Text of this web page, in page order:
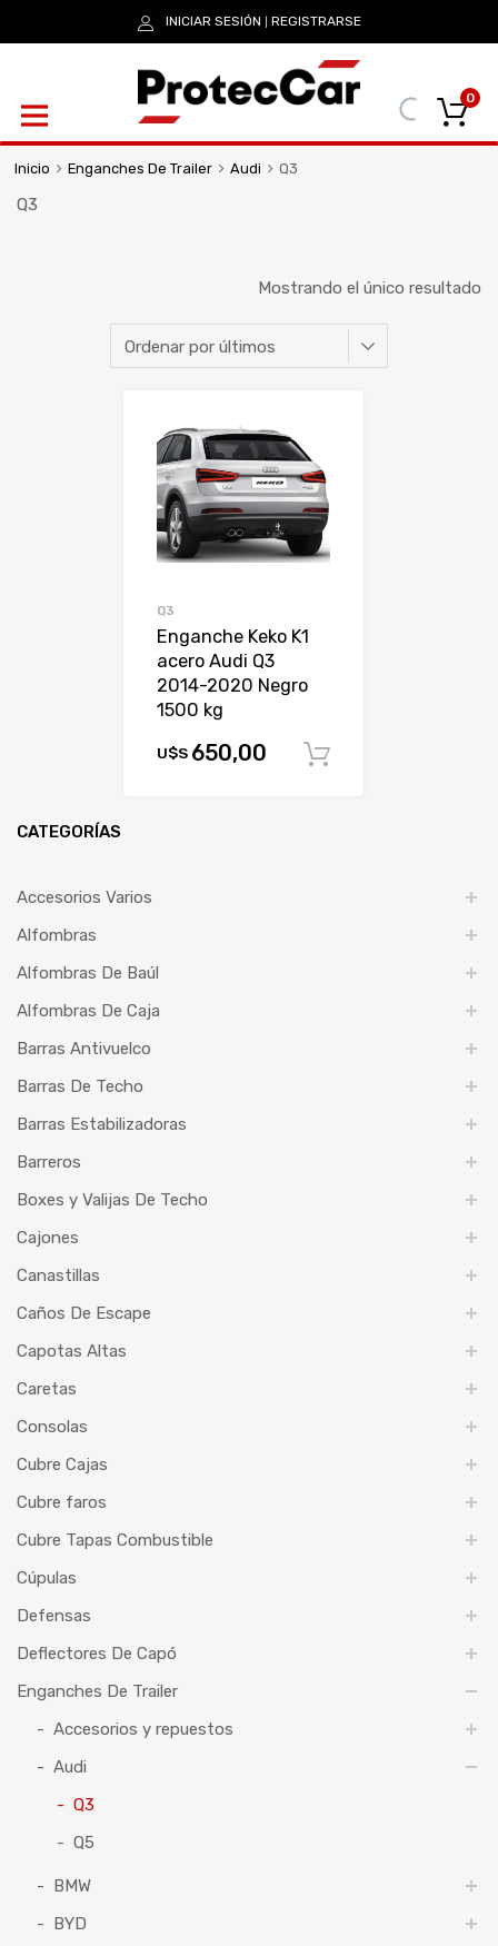
INICIAR SESIÓN REGISTRARSE
0
Inicio Enganches De Trailer Audi Q3
Q3
Mostrando el único resultado
Q3
Enganche Keko K1
acero Audi Q3
2014-2020 Negro
1500 kg
U$S 650,00
CATEGORÍAS
Accesorios Varios
Alfombras
Alfombras De Baúl
Alfombras De Caja
Barras Antivuelco
Barras De Techo
Barras Estabilizadoras
Barreros
Boxes y Valijas De Techo
Cajones
Canastillas
Caños De Escape
Capotas Altas
Caretas
Consolas
Cubre Cajas
Cubre faros
Cubre Tapas Combustible
Cúpulas
Defensas
Deflectores De Capó
Enganches De Trailer
Accesorios y repuestos
Audi
Q3
Q5
BMW
BYD